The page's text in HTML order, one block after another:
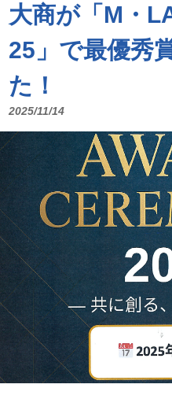
大商が「M・
25」で最優秀
た！
2025/11/14